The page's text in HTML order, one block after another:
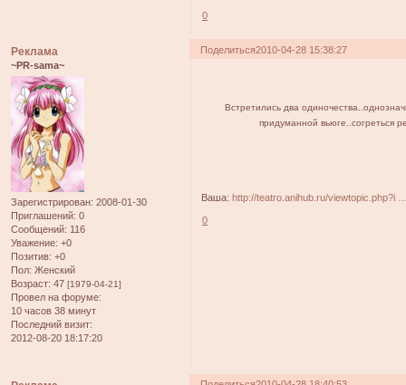
0
Поделиться2010-04-28 15:38:27
Реклама
~PR-sama~
Зарегистрирован: 2008-01-30
Приглашений: 0
Сообщений: 116
Уважение: +0
Позитив: +0
Пол: Женский
Возраст: 47 [1979-04-21]
Провел на форуме:
10 часов 38 минут
Последний визит:
2012-08-20 18:17:20
Встретились два
придуманной вьюге..согреться
Ваша: http://teatro.anihub.ru/viewtopic.php?i
0